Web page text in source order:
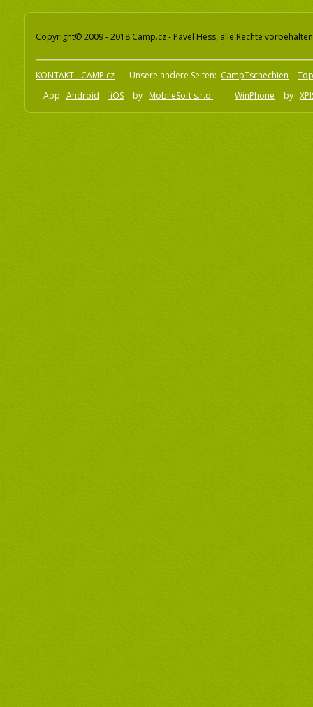
Copyright© 2009 - 2018 Camp.cz - Pavel Hess, alle Rechte vorbehalten
KONTAKT - CAMP.cz Unsere andere Seiten: CampTschechien
App: Android iOS by MobileSoft s.r.o WinPhone by